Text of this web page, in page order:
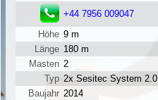
+44 7956 009047
Höhe 9 m
Länge 180 m
Masten 2
Typ 2x Sesitec System 2.0
Baujahr 2014